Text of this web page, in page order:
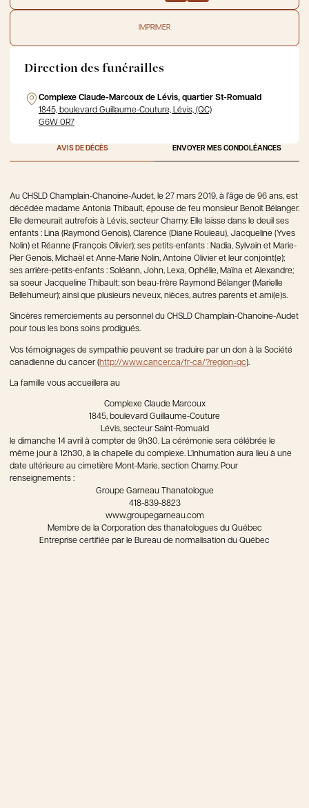
IMPRIMER
Direction des funérailles
Complexe Claude-Marcoux de Lévis, quartier St-Romuald
1845, boulevard Guillaume-Couture, Lévis, (QC)
G6W 0R7
AVIS DE DÉCÈS ENVOYER MES CONDOLÉANCES
Au CHSLD Champlain-Chanoine-Audet, le 27 mars 2019, à l’âge de 96 ans, est
décédée madame Antonia Thibault, épouse de feu monsieur Benoit Bélanger.
Elle demeurait autrefois à Lévis, secteur Charny. Elle laisse dans le deuil ses
enfants : Lina (Raymond Genois), Clarence (Diane Rouleau), Jacqueline (Yves
Nolin) et Réanne (François Olivier); ses petits-enfants : Nadia, Sylvain et Marie-
Pier Genois, Michaël et Anne-Marie Nolin, Antoine Olivier et leur conjoint(e);
ses arrière-petits-enfants : Soléann, John, Lexa, Ophélie, Maïna et Alexandre;
sa soeur Jacqueline Thibault; son beau-frère Raymond Bélanger (Marielle
Bellehumeur); ainsi que plusieurs neveux, nièces, autres parents et ami(e)s.
Sincères remerciements au personnel du CHSLD Champlain-Chanoine-Audet
pour tous les bons soins prodigués.
Vos témoignages de sympathie peuvent se traduire par un don à la Société
canadienne du cancer (http://www.cancer.ca/fr-ca/?region=qc).
La famille vous accueillera au
Complexe Claude Marcoux
1845, boulevard Guillaume-Couture
Lévis, secteur Saint-Romuald
le dimanche 14 avril à compter de 9h30. La cérémonie sera célébrée le
même jour à 12h30, à la chapelle du complexe. L’inhumation aura lieu à une
date ultérieure au cimetière Mont-Marie, section Charny. Pour
renseignements :
Groupe Garneau Thanatologue
418-839-8823
www.groupegarneau.com
Membre de la Corporation des thanatologues du Québec
Entreprise certifiée par le Bureau de normalisation du Québec